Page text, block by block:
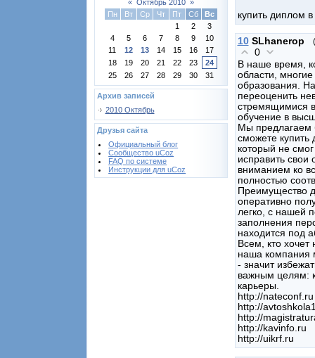
« Октябрь 2010 »
Пн
Вт Ср Чт Пт Сб
Вс
1
2
3
4
5 6 7 8 9
10
11
12 13 14 15 16
17
18
19 20 21 22 23
24
25
26 27 28 29 30 31
Архив записей
2010 Октябрь
Друзья сайта
Официальный блог
Сообщество uCoz
FAQ по системе
Инструкции для uCoz
купить диплом в
10 SLhanerop
0
В наше время,
области,
образования.
переоценить
стремящимися
обучение в
Мы предлагаем
сможете
который не
исправить свои
вниманием ко
полностью
Преимущество
оперативно
легко, с нашей
заполнения
находится под
Всем, кто хочет
наша компания
- значит
важным целям:
карьеры.
http://nateconf.ru
http://
http://
http://kavinfo.ru
http://uikrf.ru